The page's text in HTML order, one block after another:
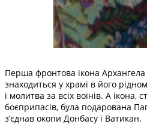
Перша фронтова ікона Архангела
знаходиться у храмі в його
і молитва за всіх воїнів. А ікона,
боєприпасів, була подарована
з’єднав окопи Донбасу і Ватикан.